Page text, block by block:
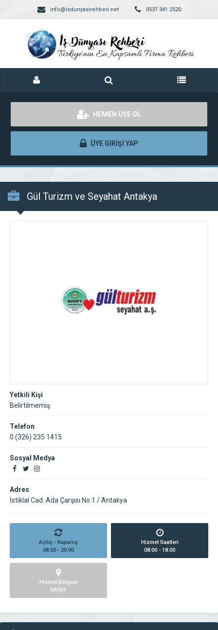
info@isdunyasirehberi.net 0537 341 2520
HEMEN ÜYE OL
ÜYE GİRİŞİ YAP
Gül Turizm ve Seyahat Antakya
Yetkili Kişi
Belirtilmemiş
Telefon
0 (326) 235 1415
Sosyal Medya
Adres
İstiklal Cad. Ada Çarşısı No:1 / Antakya
Açılış - Kapanış
08:00 - 20:00
Hizmet Saatleri
08:00 - 18:00
Hizmet Bölgesi
HATAY